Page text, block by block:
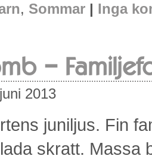
, Sommar | Inga
–
2013
juniljus. Fin
skratt. Massa